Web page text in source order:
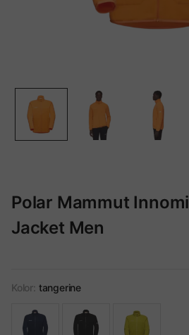
Polar Mammut
Jacket Men
Kolor: tangerine